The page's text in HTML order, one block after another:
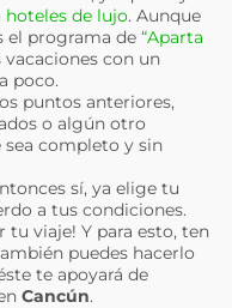
hoteles de lujo. Aunque
el programa de “Aparta
con un
poco.
puntos anteriores,
o algún otro
completo y sin
sí, ya elige tu
a tus condiciones.
tu viaje! Y para esto, ten
puedes hacerlo
te apoyará de
Cancún.